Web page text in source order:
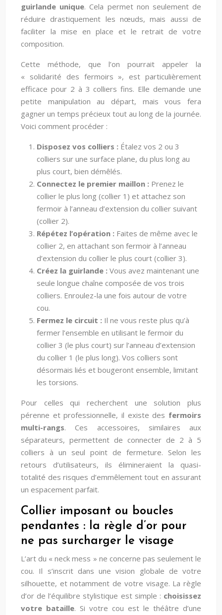
guirlande unique. Cela permet non seulement de
réduire drastiquement les nœuds, mais aussi de
faciliter la mise en place et le retrait de votre
composition.
Cette méthode, que l’on pourrait appeler la
« solidarité des fermoirs », est particulièrement
efficace pour 2 à 3 colliers fins. Elle demande une
petite manipulation au départ, mais vous fera
gagner un temps précieux tout au long de la journée.
Voici comment procéder :
Disposez vos colliers : Étalez vos 2 ou 3
colliers sur une surface plane, du plus long au
plus court, bien démêlés.
Connectez le premier maillon : Prenez le
collier le plus long (collier 1) et attachez son
fermoir à l’anneau d’extension du collier suivant
(collier 2).
Répétez l’opération : Faites de même avec le
collier 2, en attachant son fermoir à l’anneau
d’extension du collier le plus court (collier 3).
Créez la guirlande : Vous avez maintenant une
seule longue chaîne composée de vos trois
colliers. Enroulez-la une fois autour de votre
cou.
Fermez le circuit : Il ne vous reste plus qu’à
fermer l’ensemble en utilisant le fermoir du
collier 3 (le plus court) sur l’anneau d’extension
du collier 1 (le plus long). Vos colliers sont
désormais liés et bougeront ensemble, limitant
les torsions.
Pour celles qui recherchent une solution plus
pérenne et professionnelle, il existe des fermoirs
multi-rangs. Ces accessoires, similaires aux
séparateurs, permettent de connecter de 2 à 5
colliers à un seul point de fermeture. Selon les
retours d’utilisateurs, ils élimineraient la quasi-
totalité des risques d’emmêlement tout en assurant
un espacement parfait.
Collier imposant ou boucles
pendantes : la règle d’or pour
ne pas surcharger le visage
L’art du « neck mess » ne concerne pas seulement le
cou. Il s’inscrit dans une vision globale de votre
silhouette, et notamment de votre visage. La règle
d’or de l’équilibre stylistique est simple : choisissez
votre bataille. Si votre cou est le théâtre d’une